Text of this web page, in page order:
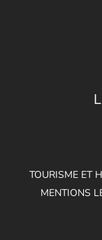
TOURISME ET
MENTIONS